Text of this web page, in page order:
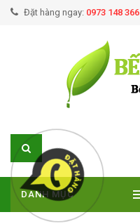
Đặt hàng ngay: 0973 148 366
DANH MỤC